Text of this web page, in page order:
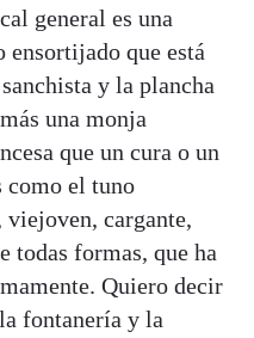
general es una
ensortijado que está
y la plancha
una monja
que un cura o un
como el tuno
viejoven, cargante,
todas formas, que ha
Quiero decir
fontanería y la